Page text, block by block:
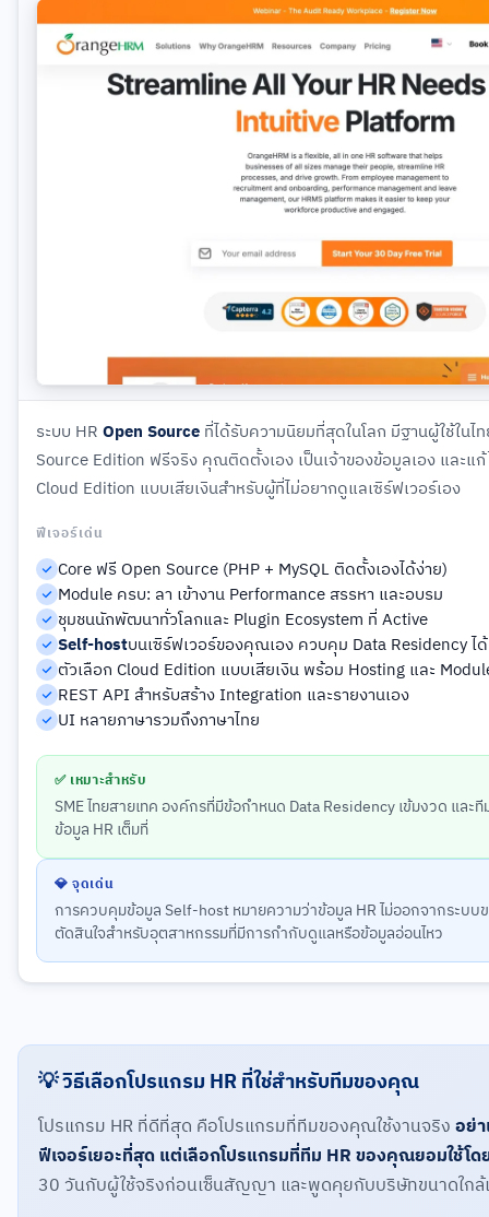
ระบบ HR Open Source ที่ได้รับความนิยมที่สุดในโลก มีฐานผู้ใช้ในไ
Source Edition ฟรีจริง คุณติดตั้งเอง เป็นเจ้าของข้อมูลเอง และแ
Cloud Edition แบบเสียเงินสำหรับผู้ที่ไม่อยากดูแลเซิร์ฟเวอร์เอง
ฟีเจอร์เด่น
Core ฟรี Open Source (PHP + MySQL ติดตั้งเองได้ง่าย)
Module ครบ: ลา เข้างาน Performance สรรหา และอบรม
ชุมชนนักพัฒนาทั่วโลกและ Plugin Ecosystem ที่ Active
Self-hostบนเซิร์ฟเวอร์ของคุณเอง ควบคุม Data Residency ไ
ตัวเลือก Cloud Edition แบบเสียเงิน พร้อม Hosting และ
REST API สำหรับสร้าง Integration และรายงานเอง
UI หลายภาษารวมถึงภาษาไทย
✅ เหมาะสำหรับ
SME ไทยสายเทค องค์กรที่มีข้อกำหนด Data Residency เข้มงวด และ
ข้อมูล HR เต็มที่
💎 จุดเด่น
การควบคุมข้อมูล Self-host หมายความว่าข้อมูล HR ไม่ออกจากระบ
ตัดสินใจสำหรับอุตสาหกรรมที่มีการกำกับดูแลหรือข้อมูลอ่อนไหว
💡 วิธีเลือกโปรแกรม HR ที่ใช่สำหรับทีมของคุณ
โปรแกรม HR ที่ดีที่สุด คือโปรแกรมที่ทีมของคุณใช้งานจริงอย่
ฟีเจอร์เยอะที่สุด แต่เลือกโปรแกรมที่ทีม HR ของคุณยอมใช้โ
30 วันกับผู้ใช้จริงก่อนเซ็นสัญญา และพูดคุยกับบริษัทขนาดใกล้